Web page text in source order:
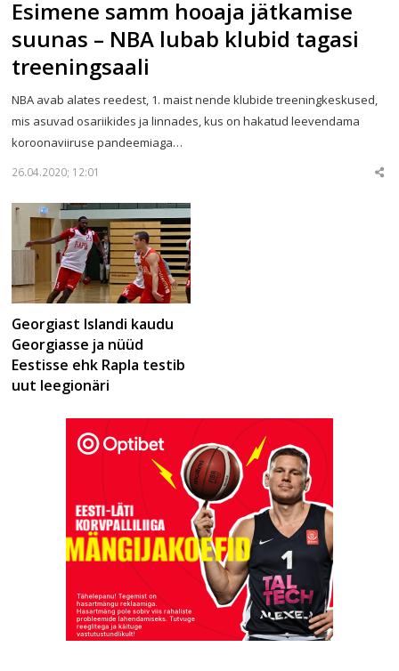
Esimene samm hooaja jätkamise
suunas – NBA lubab klubid tagasi
treeningsaali
NBA avab alates reedest, 1. maist nende klubide treeningkeskused,
mis asuvad osariikides ja linnades, kus on hakatud leevendama
koroonaviiruse pandeemiaga…
26.04.2020; 12:01
Georgiast Islandi kaudu
Georgiasse ja nüüd
Eestisse ehk Rapla testib
uut leegionäri